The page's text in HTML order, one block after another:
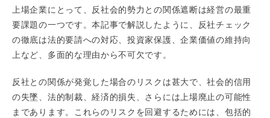
上場企業にとって、反社会的勢力との関係遮断は経営の最重
要課題の一つです。本記事で解説したように、反社チェック
の徹底は法的要請への対応、投資家保護、企業価値の維持向
上など、多面的な理由から不可欠です。
反社との関係が発覚した場合のリスクは甚大で、社会的信用
の失墜、法的制裁、経済的損失、さらには上場廃止の可能性
まであります。これらのリスクを回避するためには、包括的